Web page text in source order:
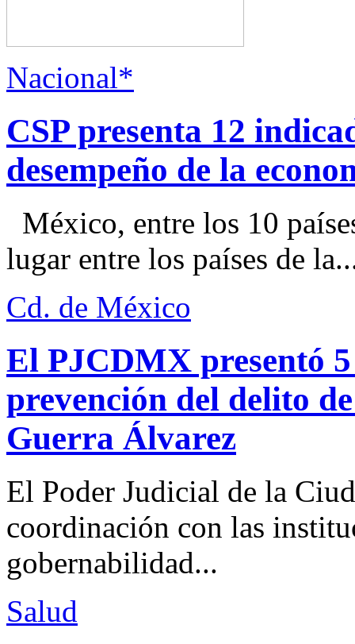
Nacional*
CSP presenta 12
desempeño de la
México, entre los 10
lugar entre los países de
Cd. de México
El PJCDMX presentó
prevención del delito
Guerra Álvarez
El Poder Judicial de la
coordinación con las
gobernabilidad...
Salud